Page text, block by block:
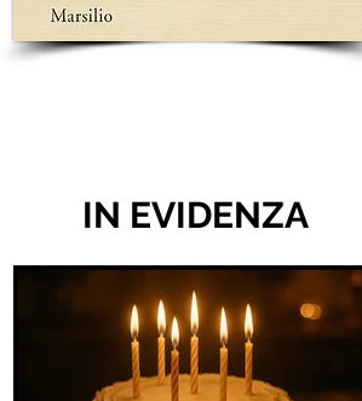
IN EVIDENZA